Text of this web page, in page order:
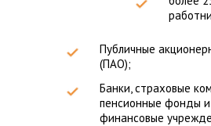
Публичные
(ПАО);
Банки, страховые
пенсионные фонды и
финансовые